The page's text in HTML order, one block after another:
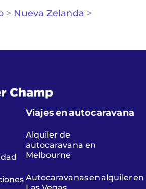
> Nueva Zelanda >
Viajes en autocaravana
Alquiler de
autocaravana en
Melbourne
Autocaravanas en alquiler en